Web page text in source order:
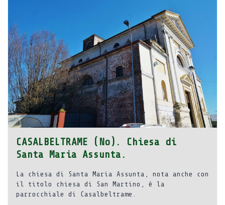
CASALBELTRAME (No). Chiesa di
Santa Maria Assunta.
La chiesa di Santa Maria Assunta, nota anche con
il titolo chiesa di San Martino, è la
parrocchiale di Casalbeltrame.